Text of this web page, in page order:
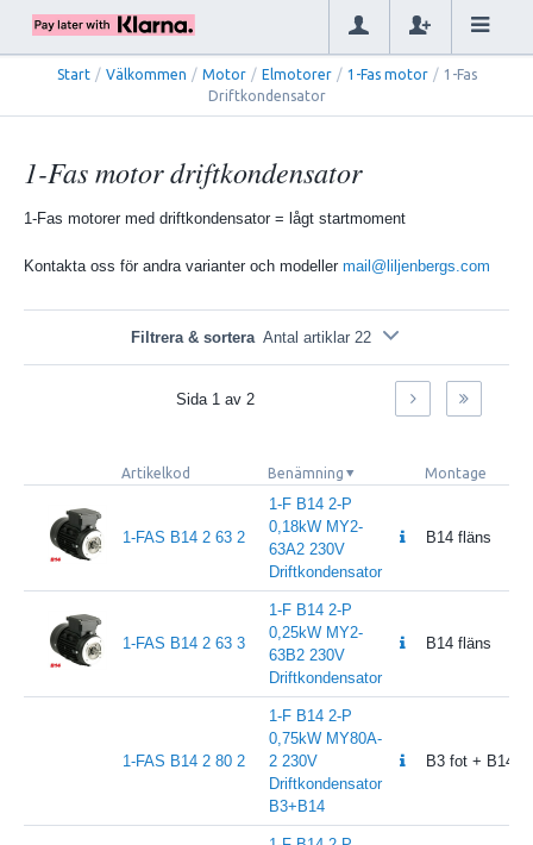
Start / Välkommen / Motor / Elmotorer / 1-Fas motor / 1-Fas
Driftkondensator
1-Fas motor driftkondensator
1-Fas motorer med driftkondensator = lågt startmoment
Kontakta oss för andra varianter och modeller mail@liljenbergs.com
Filtrera & sortera Antal artiklar 22
Sida 1 av 2
Artikelkod Benämning Montage
1-FAS B14 2 63 2
1-F B14 2-P
0,18kW MY2-
63A2 230V
Driftkondensator
B14 fläns
1-FAS B14 2 63 3
1-F B14 2-P
0,25kW MY2-
63B2 230V
Driftkondensator
B14 fläns
1-FAS B14 2 80 2
1-F B14 2-P
0,75kW MY80A-
2 230V
Driftkondensator
B3+B14
B3 fot + B14